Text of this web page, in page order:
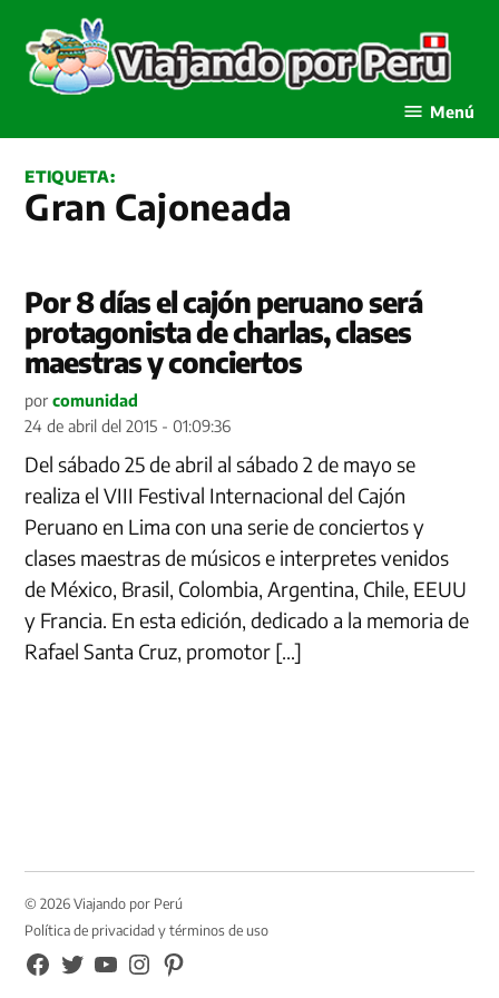
contenido
Menú
ETIQUETA:
Gran Cajoneada
Por 8 días el cajón peruano será
protagonista de charlas, clases
maestras y conciertos
por comunidad
24 de abril del 2015 - 01:09:36
Del sábado 25 de abril al sábado 2 de mayo se
realiza el VIII Festival Internacional del Cajón
Peruano en Lima con una serie de conciertos y
clases maestras de músicos e interpretes venidos
de México, Brasil, Colombia, Argentina, Chile, EEUU
y Francia. En esta edición, dedicado a la memoria de
Rafael Santa Cruz, promotor […]
© 2026 Viajando por Perú
Política de privacidad y términos de uso
FB
TW YouTubeInstagramPinterest